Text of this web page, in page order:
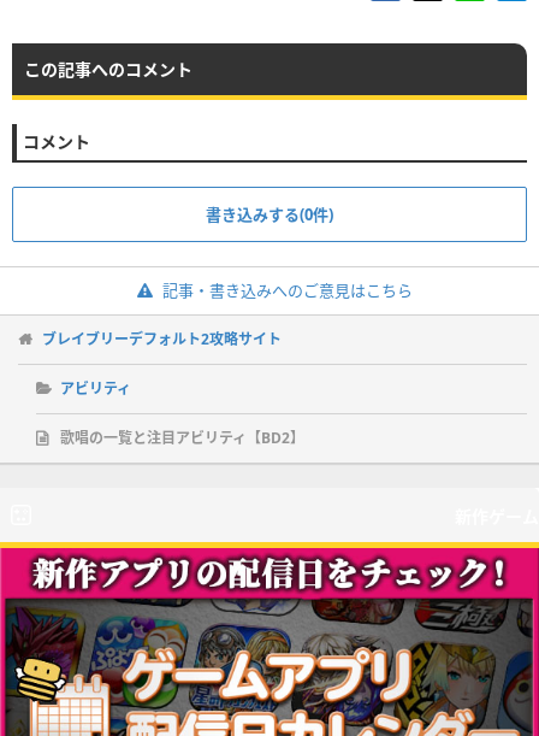
この記事へのコメント
コメント
書き込みする(0件)
記事・書き込みへのご意見はこちら
ブレイブリーデフォルト2攻略サイト
アビリティ
歌唱の一覧と注目アビリティ【BD2】